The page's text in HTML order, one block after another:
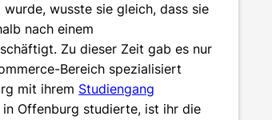
wusste sie gleich, dass sie
nach einem
Zu dieser Zeit gab es nur
Bereich spezialisiert
mit ihrem Studiengang
Offenburg studierte, ist ihr die